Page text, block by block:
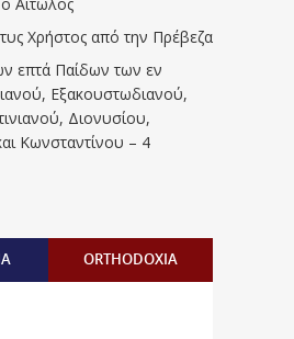
Αιτωλός
Χρήστος από την Πρέβεζα
επτά Παίδων των εν
Eξακουστωδιανού,
Διονυσίου,
Kωνσταντίνου – 4
ORTHODOXIA